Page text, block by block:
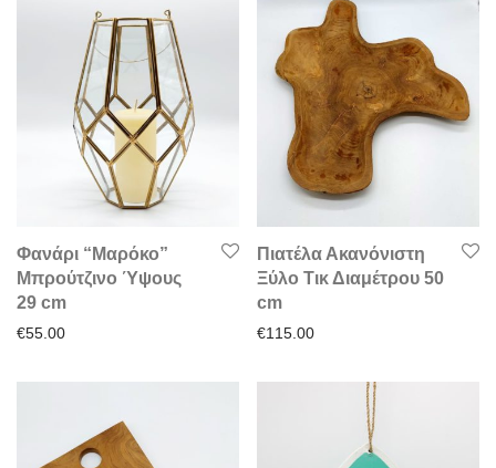
Φανάρι “Μαρόκο”
Μπρούτζινο Ύψους
29 cm
€55.00
Πιατέλα Ακανόνιστη
Ξύλο Τικ Διαμέτρου 50
cm
€115.00